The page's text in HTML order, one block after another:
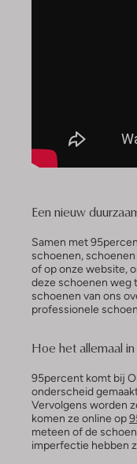
Een nieuw
Samen met
schoenen,
of op onze website,
deze schoenen weg
schoenen van ons
professionele
Hoe het allemaal in
95percent komt bij
onderscheid
Vervolgens worden
komen ze online op
meteen of de
imperfectie hebben